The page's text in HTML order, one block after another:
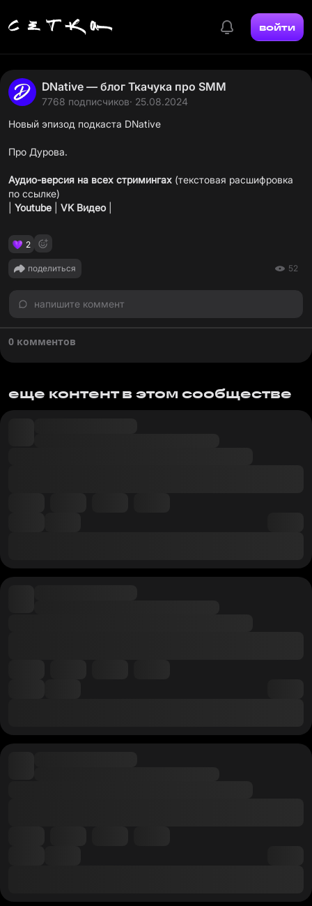
войти
DNative — блог Ткачука про SMM
7768 подписчиков· 25.08.2024
Новый эпизод подкаста DNative
Про Дурова.
Аудио-версия на всех стримингах (текстовая расшифровка
по ссылке)
Youtube VK Видео
2
поделиться 52
напишите коммент
0 комментов
еще контент в этом сообществе